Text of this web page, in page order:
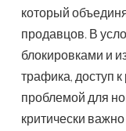
который
продавцов. В
блокировками и
трафика, доступ к
проблемой для
критически